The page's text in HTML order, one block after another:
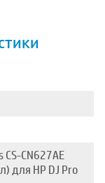
CN627AE
для HP DJ Pro